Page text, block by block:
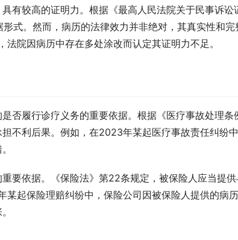
有较高的证明力。根据《最高人民法院关于民事诉讼
式。然而，病历的法律效力并非绝对，其真实性和
院因病历中存在多处涂改而认定其证明力不足。
否履行诊疗义务的重要依据。根据《医疗事故处理条
不利后果。例如，在2023年某起医疗事故责任纠纷
要依据。《保险法》第22条规定，被保险人应当提
起保险理赔纠纷中，保险公司因被保险人提供的病